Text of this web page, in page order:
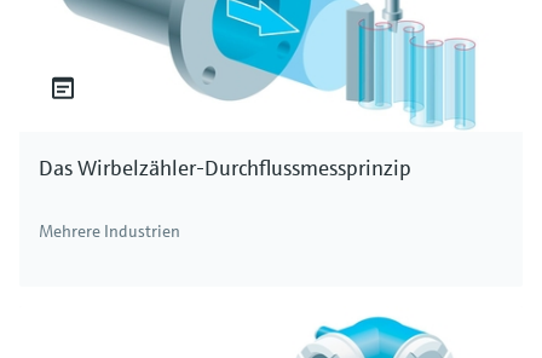
Das Wirbelzähler-Durchflussmessprinzip
Mehrere Industrien